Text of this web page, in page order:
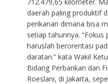
daerah paling produktif
perikanan dimana bisa
setiap tahunnya.
haruslah berorentasi
daratan.” kata Wakil
Bidang Perbankan dan
Roeslani, di Jakarta,